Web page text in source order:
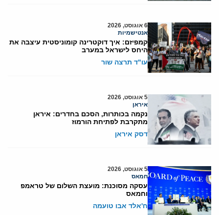
6 אוגוסט, 2026
אנטישמיות
קמפיזם: איך דוקטרינה קומוניסטית עיצבה את
היחס לישראל במערב
עו"ד תרצה שור
5 אוגוסט, 2026
איראן
נקמה בכותרות, הסכם בחדרים: איראן
מתקרבת לפתיחת הורמוז
דסק איראן
5 אוגוסט, 2026
חמאס
עסקה מסוכנת: מועצת השלום של טראמפ
וחמאס
ח'אלד אבו טועמה